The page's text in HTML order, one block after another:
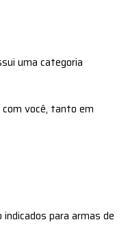
uma categoria
você, tanto em
para armas de